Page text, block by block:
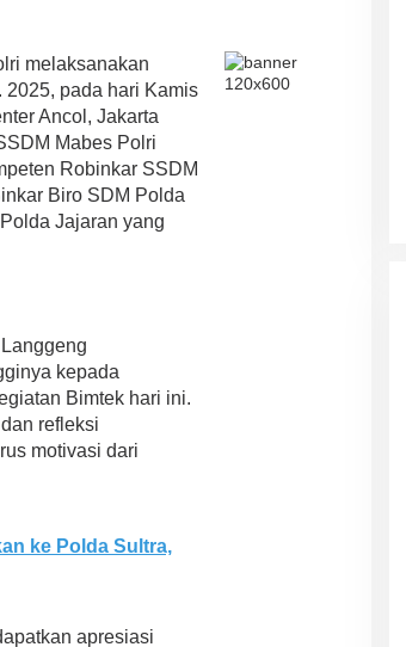
melaksanakan
2025, pada hari Kamis
Ancol, Jakarta
Mabes Polri
Robinkar SSDM
Biro SDM Polda
Jajaran yang
kepada
Bimtek hari ini.
refleksi
motivasi dari
ke Polda Sultra,
apresiasi